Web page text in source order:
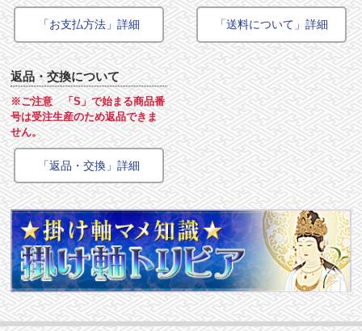
「お支払方法」詳細 「送料について」詳細
返品・交換について
※ご注意 「S」で始まる商品番
号は受注生産のため返品できま
せん。
「返品・交換」詳細